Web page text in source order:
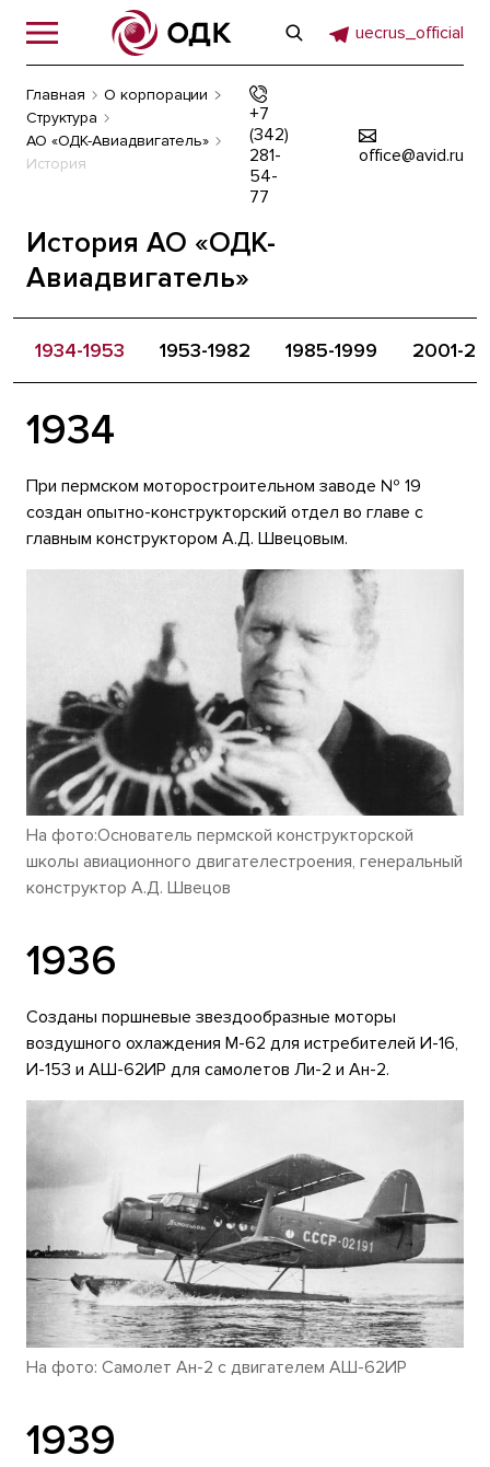
uecrus_official
Главная
О корпорации
Структура
АО «ОДК-Авиадвигатель»
История
+7
(342)
281-
54-
77
office@avid.ru
История АО «ОДК-
Авиадвигатель»
1934-1953 1953-1982 1985-1999 2001-
1934
При пермском моторостроительном заводе № 19
создан опытно-конструкторский отдел во главе с
главным конструктором А.Д. Швецовым.
На фото:Основатель пермской конструкторской
школы авиационного двигателестроения, генеральный
конструктор А.Д. Швецов
1936
Созданы поршневые звездообразные моторы
воздушного охлаждения М-62 для истребителей И-16,
И-153 и АШ-62ИР для самолетов Ли-2 и Ан-2.
На фото: Самолет Ан-2 с двигателем АШ-62ИР
1939